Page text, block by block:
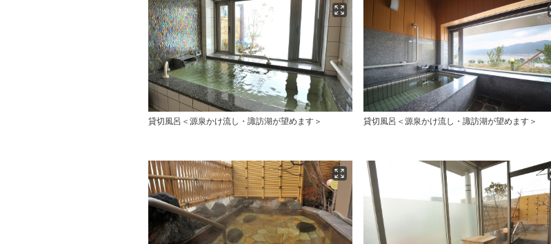
貸切風呂＜源泉かけ流し・諏訪湖が望めます＞ 貸切風呂＜源泉かけ流し・諏訪湖が望めます＞